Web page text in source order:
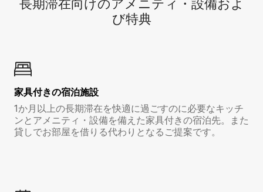
長期滞在向け⁠のア⁠メ⁠ニ⁠テ⁠ィ⁠・設⁠備⁠およ
び特⁠典
家具付き⁠の宿⁠泊⁠施⁠設
1か月以上の長期滞在を快適に過ごすのに必要なキッチ
ンとアメニティ・設備を備えた家具付きの宿泊先。また
貸しでお部屋を借りる代わりとなるご提案です。